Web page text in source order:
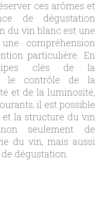
ces arômes et
de dégustation
du vin blanc est une
compréhension
particulière. En
clés de la
le contrôle de la
et de la luminosité,
il est possible
la structure du vin
seulement de
du vin, mais aussi
dégustation.